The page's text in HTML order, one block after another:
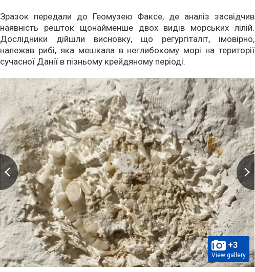
Зразок передали до Геомузею Факсе, де аналіз засвідчив
наявність решток щонайменше двох видів морських лілій.
Дослідники дійшли висновку, що регургіталіт, імовірно,
належав рибі, яка мешкала в неглибокому морі на території
сучасної Данії в пізньому крейдяному періоді.
+3
View gallery